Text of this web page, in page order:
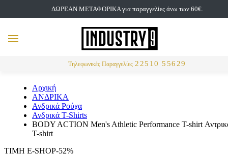
ΔΩΡΕΑΝ ΜΕΤΑΦΟΡΙΚΑ για παραγγελίες άνω των 60€.
Τηλεφωνικές Παραγγελίες 22510 55629
MENU
Αρχική
ΑΝΔΡΙΚΑ
Ανδρικά Ρούχα
Ανδρικά T-Shirts
BODY ACTION Men's Athletic Performance T-shirt
T-shirt
ΤΙΜΗ E-SHOP-52%